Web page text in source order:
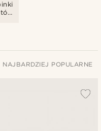
NAJBARDZIEJ POPULARNE